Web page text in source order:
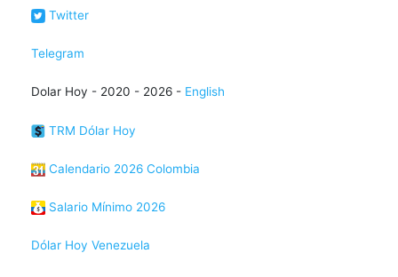
Twitter
Telegram
Dolar Hoy - 2020 - 2026 - English
TRM Dólar Hoy
Calendario 2026 Colombia
Salario Mínimo 2026
Dólar Hoy Venezuela